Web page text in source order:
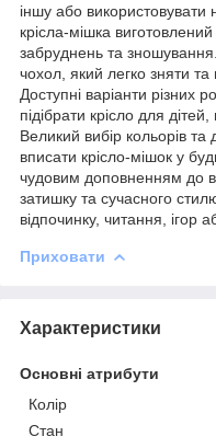
іншу або використовувати
крісла-мішка виготовлений
забруднень та
чохол, який легко зняти та
Доступні варіанти різних
підібрати крісло для
Великий вибір кольорів та
вписати крісло-мішок у
чудовим доповненням до
затишку та сучасного
відпочинку, читання, ігор
Приховати
Характеристики
Основні атрибути
Колір
Стан